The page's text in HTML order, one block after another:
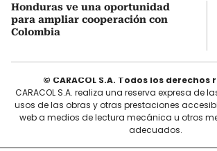
Honduras ve una oportunidad
para ampliar cooperación con
Colombia
© CARACOL S.A. Todos los derechos
CARACOL S.A. realiza una reserva expresa de
usos de las obras y otras prestaciones
web a medios de lectura mecánica u otros
adecuados.